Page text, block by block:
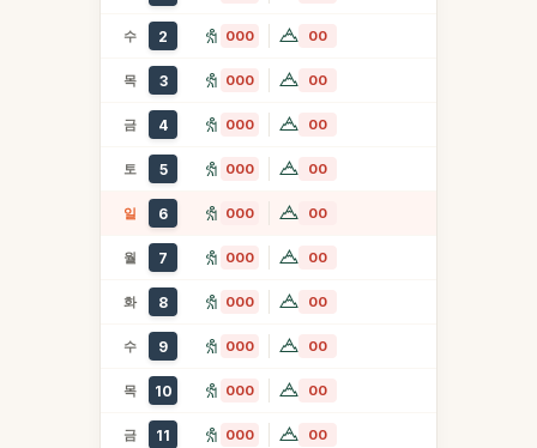
수 2 000 00
목 3 000 00
금 4 000 00
토 5 000 00
일 6 000 00
월 7 000 00
화 8 000 00
수 9 000 00
목 10 000 00
금 11 000 00